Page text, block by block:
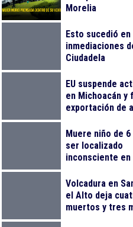
Morelia
Esto sucedió en
inmediaciones
Ciudadela
EU suspende
en Michoacán y
exportación de
Muere niño de
ser localizado
inconsciente en
Volcadura en
el Alto deja
muertos y tres